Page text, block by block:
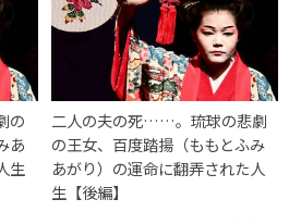
の
あ
生
二人の夫の死……。琉球の悲劇
の王女、百度踏揚（ももとふみ
あがり）の運命に翻弄された人
生【後編】